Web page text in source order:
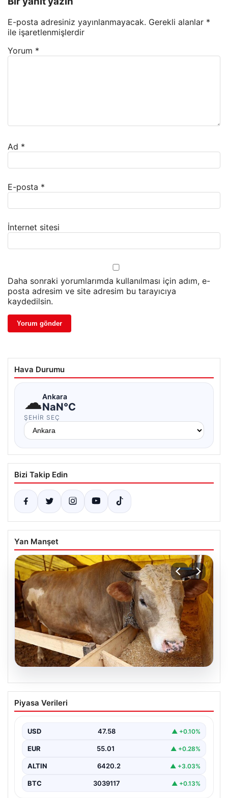
E-posta adresiniz yayınlanmayacak. Gerekli alanlar *
ile işaretlenmişlerdir
Yorum *
Ad *
E-posta *
İnternet sitesi
Daha sonraki yorumlarımda kullanılması için adım, e-
posta adresim ve site adresim bu tarayıcıya
kaydedilsin.
Hava Durumu
☁Ankara
NaN°C
ŞEHIR SEÇ
Bizi Takip Edin
Yan Manşet
05.08.2026
2026 Yılında Kurbanlık Fiyatları: İl İl
Güncel Fiyatlar ve Piyasa Analizi
merak ettiği konulardan biri olan kurbanlık fiyatları,…
Piyasa Verileri
USD 47.58 ▲ +0.10%
EUR 55.01 ▲ +0.28%
ALTIN 6420.2 ▲ +3.03%
BTC 3039117 ▲ +0.13%